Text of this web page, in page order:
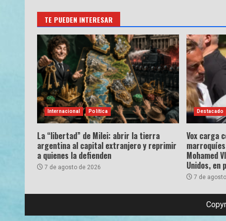
TE PUEDEN INTERESAR
Internacional Política
La “libertad” de Milei: abrir la tierra
argentina al capital extranjero y reprimir
a quienes la defienden
7 de agosto de 2026
Destacado
Vox carga
Mohamed
Unidos, en
7 de